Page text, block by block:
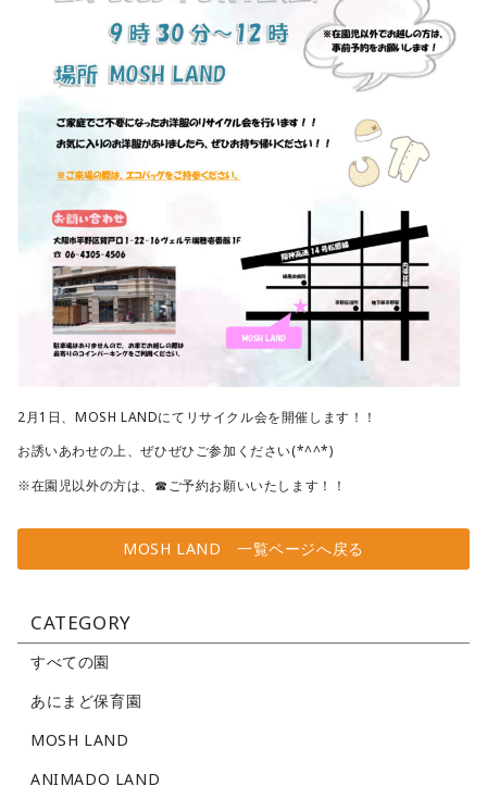
2月1日、MOSH LANDにてリサイクル会を開催します！！
お誘いあわせの上、ぜひぜひご参加ください(*^^*)
※在園児以外の方は、☎ご予約お願いいたします！！
MOSH LAND 一覧ページへ戻る
CATEGORY
すべての園
あにまど保育園
MOSH LAND
ANIMADO LAND